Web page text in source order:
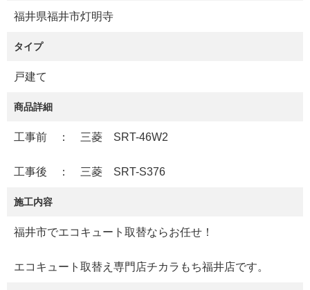
福井県福井市灯明寺
タイプ
戸建て
商品詳細
工事前 ： 三菱 SRT-46W2
工事後 ： 三菱 SRT-S376
施工内容
福井市でエコキュート取替ならお任せ！
エコキュート取替え専門店チカラもち福井店です。